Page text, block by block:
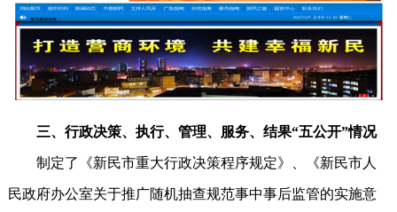
三、行政决策、执行、管理、服务、结果“五公开”情况
制定了《新民市重大行政决策程序规定》、《新民市人
民政府办公室关于推广随机抽查规范事中事后监管的实施意